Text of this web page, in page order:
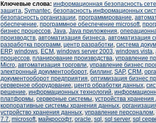
Ключевые слова: информационная безопасность
защита, Symantec, безопасность информационных
безопасность организации, программирование,
обеспечение, программное обеспечение microsoft,
бизнес процессов, Java, Java приложения,
производств, автоматизация бизнеса, автоматизация
разработка программ, центр разработки, система
ERP, windows, ECM , windows server 2003, windows vista,
процессов, планирование производства, управление
Micro, автоматизация торговли, управление бизнес
электронный документооборот, биллинг, SAP, CRM ,
документооборот предприятия, оптимизация бизнес
серверное оборудование, центр обработки данных,
решение, информационных технологий,
платформы, серверные системы, устройства
корпоративные системы хранения данных,
устройство хранения данных, управление персоналом,
7.7, microsoft, майкрософт, oracle, sql , sql server, sql